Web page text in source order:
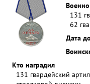
131
62
Дата
Кто наградил
131 гвардейский